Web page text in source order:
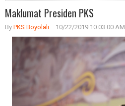
Maklumat Presiden PKS
By PKS Boyolali 10/22/2019 10:03:00 AM